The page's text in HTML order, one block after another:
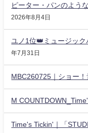
ピーター・パンのよう
2026年8月4日
ユノ1位👑ミュージッ
年7月31日
MBC260725｜ショー！
M
Time's Tickin'｜「